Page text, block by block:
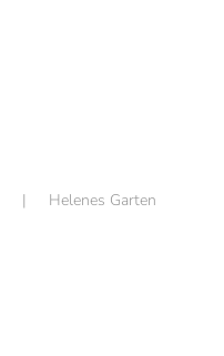
Helenes Garten